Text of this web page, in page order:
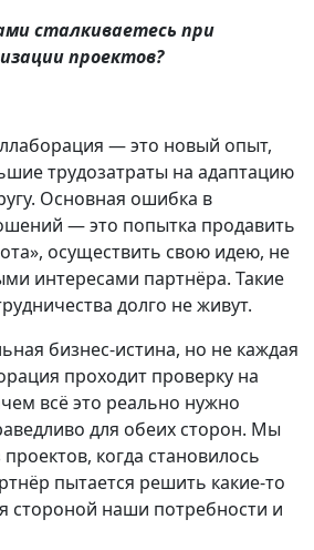
сталкиваетесь при
проектов?
— это новый опыт,
трудозатраты на адаптацию
Основная ошибка в
— это попытка продавить
осуществить свою идею, не
интересами партнёра. Такие
долго не живут.
бизнес-истина, но не каждая
проходит проверку на
всё это реально нужно
для обеих сторон. Мы
когда становилось
пытается решить какие-то
стороной наши потребности и